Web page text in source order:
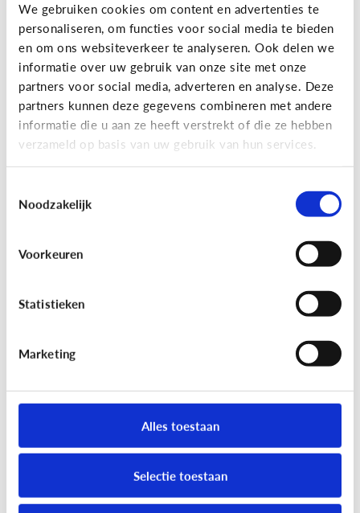
We gebruiken cookies om content en advertenties te
personaliseren, om functies voor social media te bieden
en om ons websiteverkeer te analyseren. Ook delen we
informatie over uw gebruik van onze site met onze
partners voor social media, adverteren en analyse. Deze
partners kunnen deze gegevens combineren met andere
informatie die u aan ze heeft verstrekt of die ze hebben
verzameld op basis van uw gebruik van hun services.
Noodzakelijk
Voorkeuren
Statistieken
Marketing
Alles toestaan
Selectie toestaan
Wat is Fall Guys?
Gaming
[Video] Gamet mijn kind teveel?